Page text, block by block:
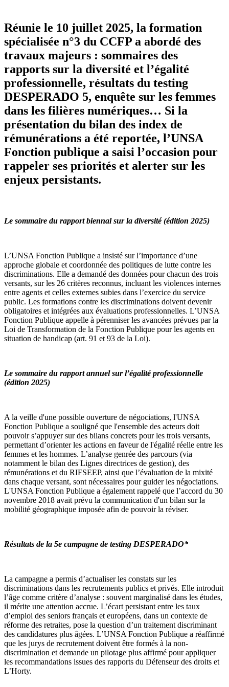
Réunie le 10 juillet 2025, la formation
spécialisée n°3 du CCFP a abordé des
travaux majeurs : sommaires des
rapports sur la diversité et l’égalité
professionnelle, résultats du testing
DESPERADO 5, enquête sur les femmes
dans les filières numériques… Si la
présentation du bilan des index de
rémunérations a été reportée, l’UNSA
Fonction publique a saisi l’occasion pour
rappeler ses priorités et alerter sur les
enjeux persistants.
Le sommaire du rapport biennal sur la diversité (édition 2025)
L’UNSA Fonction Publique a insisté sur l’importance d’une
approche globale et coordonnée des politiques de lutte contre les
discriminations. Elle a demandé des données pour chacun des trois
versants, sur les 26 critères reconnus, incluant les violences internes
entre agents et celles externes subies dans l’exercice du service
public. Les formations contre les discriminations doivent devenir
obligatoires et intégrées aux évaluations professionnelles. L’UNSA
Fonction Publique appelle à pérenniser les avancées prévues par la
Loi de Transformation de la Fonction Publique pour les agents en
situation de handicap (art. 91 et 93 de la Loi).
Le sommaire du rapport annuel sur l’égalité professionnelle
(édition 2025)
A la veille d'une possible ouverture de négociations, l'UNSA
Fonction Publique a souligné que l'ensemble des acteurs doit
pouvoir s’appuyer sur des bilans concrets pour les trois versants,
permettant d’orienter les actions en faveur de l'égalité réelle entre les
femmes et les hommes. L’analyse genrée des parcours (via
notamment le bilan des Lignes directrices de gestion), des
rémunérations et du RIFSEEP, ainsi que l’évaluation de la mixité
dans chaque versant, sont nécessaires pour guider les négociations.
L'UNSA Fonction Publique a également rappelé que l’accord du 30
novembre 2018 avait prévu la communication d'un bilan sur la
mobilité géographique imposée afin de pouvoir la réviser.
Résultats de la 5e campagne de testing DESPERADO*
La campagne a permis d’actualiser les constats sur les
discriminations dans les recrutements publics et privés. Elle introduit
l’âge comme critère d’analyse : souvent marginalisé dans les études,
il mérite une attention accrue. L’écart persistant entre les taux
d’emploi des seniors français et européens, dans un contexte de
réforme des retraites, pose la question d’un traitement discriminant
des candidatures plus âgées. L’UNSA Fonction Publique a réaffirmé
que les jurys de recrutement doivent être formés à la non-
discrimination et demande un pilotage plus affirmé pour appliquer
les recommandations issues des rapports du Défenseur des droits et
L’Horty.